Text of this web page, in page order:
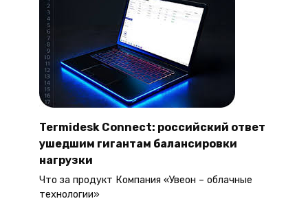
Termidesk Connect: российский ответ
ушедшим гигантам балансировки
нагрузки
Что за продукт Компания «Увеон – облачные
технологии»